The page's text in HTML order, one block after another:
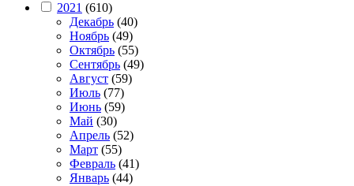
2021 (610)
Декабрь (40)
Ноябрь (49)
Октябрь (55)
Сентябрь (49)
Август (59)
Июль (77)
Июнь (59)
Май (30)
Апрель (52)
Март (55)
Февраль (41)
Январь (44)